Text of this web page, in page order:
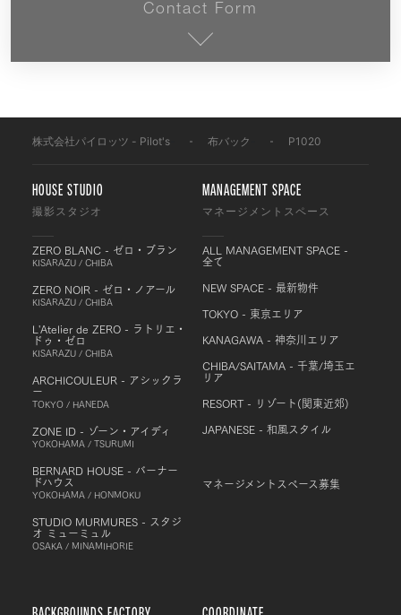
Contact Form
株式会社パイロッツ - Pilot's 布バック P1020
HOUSE STUDIO
撮影スタジオ
ZERO BLANC - ゼロ・ブラン
KISARAZU / CHIBA
ZERO NOIR - ゼロ・ノアール
KISARAZU / CHIBA
L'Atelier de ZERO - ラトリエ・
ドゥ・ゼロ
KISARAZU / CHIBA
ARCHICOULEUR - アシックラ
ー
TOKYO / HANEDA
ZONE ID - ゾーン・アイディ
YOKOHAMA / TSURUMI
BERNARD HOUSE - バーナー
ドハウス
YOKOHAMA / HONMOKU
STUDIO MURMURES - スタジ
オ ミューミュル
OSAKA / MINAMIHORIE
MANAGEMENT SPACE
マネージメントスペース
ALL MANAGEMENT SPACE -
全て
NEW SPACE - 最新物件
TOKYO - 東京エリア
KANAGAWA - 神奈川エリア
CHIBA/SAITAMA - 千葉/埼玉エ
リア
RESORT - リゾート(関東近郊)
JAPANESE - 和風スタイル
マネージメントスペース募集